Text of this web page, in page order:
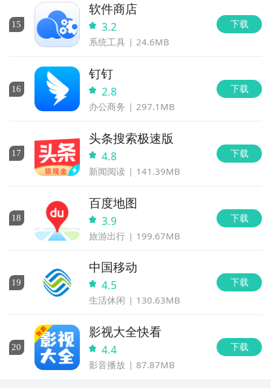
15
软件商店
3.2
系统工具 24.6MB
下载
16
钉钉
2.8
办公商务 297.1MB
下载
17
头条搜索极速版
4.8
新闻阅读 141.39MB
下载
18
百度地图
3.9
旅游出行 199.67MB
下载
19
中国移动
4.5
生活休闲 130.63MB
下载
20
影视大全快看
4.4
影音播放 87.87MB
下载